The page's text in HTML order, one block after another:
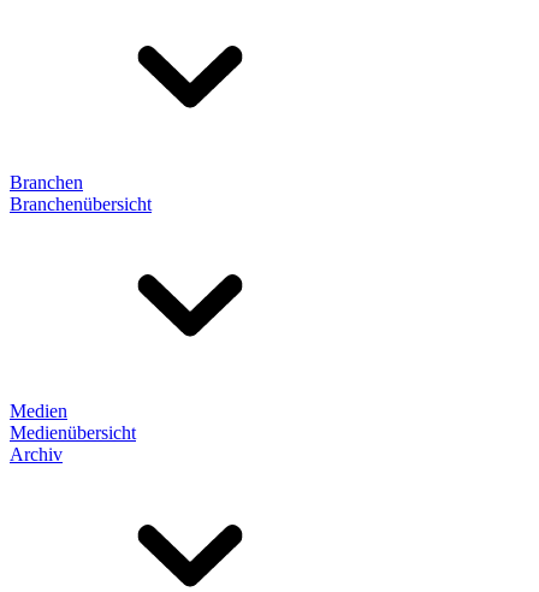
Branchen
Branchenübersicht
Medien
Medienübersicht
Archiv